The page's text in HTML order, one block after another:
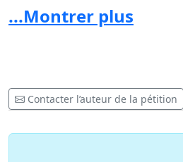
moral au Peuple Ivoirien meurtri.
Fait à Paris, le 04 avril 2011
...Montrer plus
Contacter l’auteur de la pétition